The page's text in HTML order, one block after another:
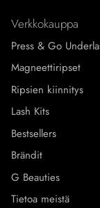
Verkkokauppa
Press & Go
Magneettiripset
Ripsien kiinnitys
Lash Kits
Bestsellers
Brändit
G Beauties
Tietoa meistä